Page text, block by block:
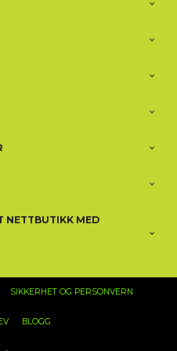
NETTBUTIKK MED
SIKKERHET OG PERSONVERN
BLOGG